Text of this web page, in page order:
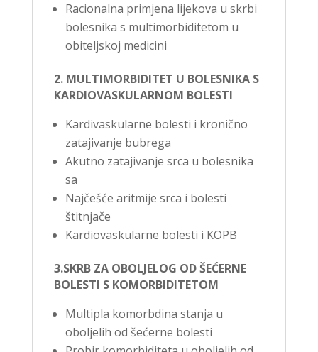
Racionalna primjena lijekova u skrbi
bolesnika s multimorbiditetom u
obiteljskoj medicini
2. MULTIMORBIDITET U BOLESNIKA S
KARDIOVASKULARNOM BOLESTI
Kardivaskularne bolesti i kronično
zatajivanje bubrega
Akutno zatajivanje srca u bolesnika
sa
Najčešće aritmije srca i bolesti
štitnjače
Kardiovaskularne bolesti i KOPB
3.SKRB ZA OBOLJELOG OD ŠEĆERNE
BOLESTI S KOMORBIDITETOM
Multipla komorbdina stanja u
oboljelih od šećerne bolesti